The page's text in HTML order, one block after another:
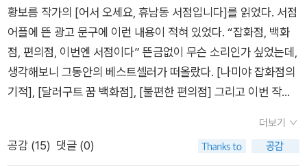
지하고 사랑하게 된 사람들이 함께 했고 사랑하는 공간, 사랑하게
될 공간 속에서 만난 행복한 상상을 했네요.​책과 인생에 관한 이
야기들이 모조리 진정성이라 한순간도 놓치기 싫었던 휴남동 서
점의 사람들의 이야기가 우리를 이렇게 따뜻하게 만드는 이유를
만나보세요.그리고 길게 이어진 필사와 문장 수집이에요.덜어낼
수 없었던 필사와 나다운필사 멤버들의 필사 속에 숨은 우리의 이
야기들까지 이어보니 이 책의 진가를 알겠더군요. 한 사람은 결국
황보름 작가의 [어서 오세요, 휴남동 서점입니다]를 읽었다. 서점
어플에 뜬 광고 문구에 이런 내용이 적혀 있었다. “잡화점, 백화
점, 편의점, 이번엔 서점이다” 뜬금없이 무슨 소리인가 싶었는데,
생각해보니 그동안의 베스트셀러가 떠올랐다. [나미야 잡화점의
기적], [달러구트 꿈 백화점], [불편한 편의점] 그리고 이번 작품
지 요소가 들어가 주인공들에게 놀라운 일상이 펼쳐진다면, 편의
점과 서점은 너무나도 일상적인 주인공들의 평범한 모습 속에서
더보기
공감 (15) 댓글 (0)